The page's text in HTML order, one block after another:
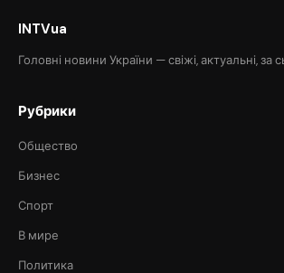
INTVua
Головні новини України — свіжі, актуальні, за
Рубрики
Общество
Бизнес
Спорт
В мире
Политика